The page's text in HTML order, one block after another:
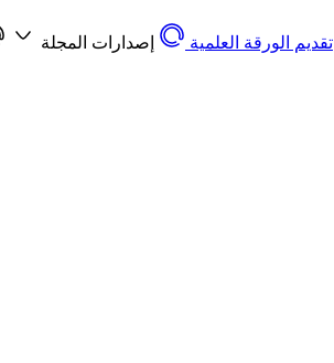
تقديم الورقة العلمية إصدارات المجلة